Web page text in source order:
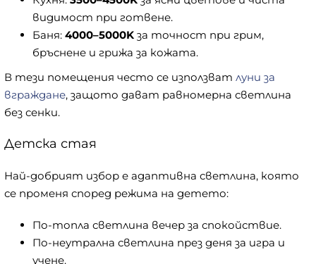
видимост при готвене.
Баня: 4000–5000K за точност при грим,
бръснене и грижа за кожата.
В тези помещения често се използват луни за
вграждане, защото дават равномерна светлина
без сенки.
Детска стая
Най-добрият избор е адаптивна светлина, която
се променя според режима на детето:
По-топла светлина вечер за спокойствие.
По-неутрална светлина през деня за игра и
учене.